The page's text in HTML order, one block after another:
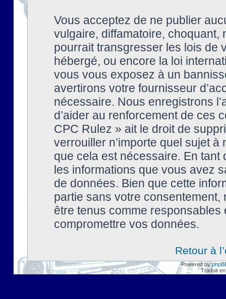
Vous acceptez de ne publier
vulgaire, diffamatoire, choquant,
pourrait transgresser les lois de
hébergé, ou encore la loi
vous vous exposez à un
avertirons votre fournisseur
nécessaire. Nous enregistrons
d’aider au renforcement de ces
CPC Rulez » ait le droit de
verrouiller n’importe quel sujet à
que cela est nécessaire. En tant
les informations que vous avez
de données. Bien que cette
partie sans votre
être tenus comme
compromettre vos données.
Retour à
Powered by
Traduit